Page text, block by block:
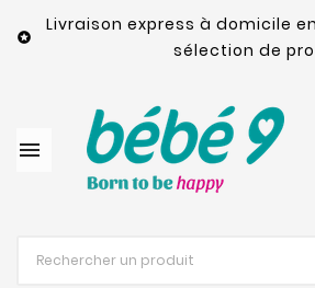

Livraison express à domicile
sélection de
